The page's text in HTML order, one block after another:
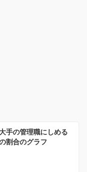
手の管理職にしめる
割合のグラフ